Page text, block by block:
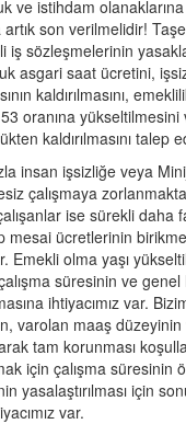
ve istihdam
son verilmelidir!
iş sözleşmelerinin
asgari saat ücretini,
kaldırılmasını,
oranına yükseltilmesini
kaldırılmasını talep
insan işsizliğe veya
çalışmaya
ise sürekli daha
mesai ücretlerinin
Emekli olma yaşı
süresinin ve genel
ihtiyacımız var.
varolan maaş
tam korunması
için çalışma süresinin
yasalaştırılması için
var.